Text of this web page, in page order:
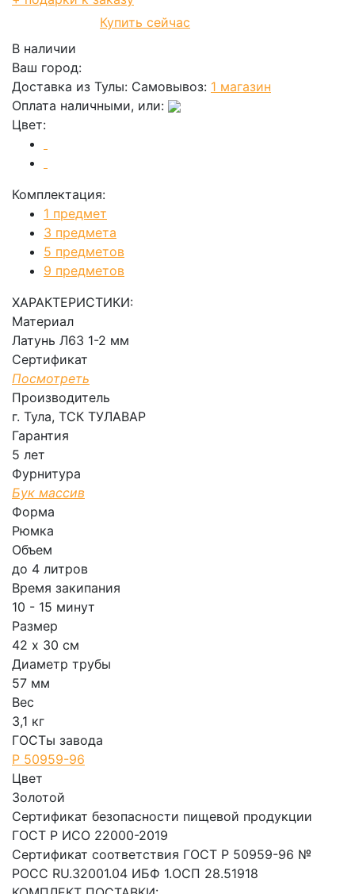
Купить сейчас
В наличии
Ваш город:
Доставка из Тулы: Самовывоз: 1 магазин
Оплата наличными, или:
Цвет:
Комплектация:
1 предмет
3 предмета
5 предметов
9 предметов
ХАРАКТЕРИСТИКИ:
Материал
Латунь Л63 1-2 мм
Сертификат
Посмотреть
Производитель
г. Тула, ТСК ТУЛАВАР
Гарантия
5 лет
Фурнитура
Бук массив
Форма
Рюмка
Объем
до 4 литров
Время закипания
10 - 15 минут
Размер
42 х 30 см
Диаметр трубы
57 мм
Вес
3,1 кг
ГОСТы завода
Р 50959-96
Цвет
Золотой
Сертификат безопасности пищевой продукции
ГОСТ Р ИСО 22000-2019
Сертификат соответствия ГОСТ Р 50959-96 №
РОСС RU.32001.04 ИБФ 1.ОСП 28.51918